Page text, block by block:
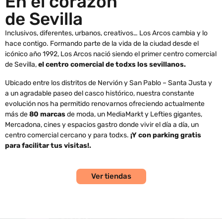
de Sevilla
Inclusivos, diferentes, urbanos, creativos… Los Arcos cambia y lo
hace contigo. Formando parte de la vida de la ciudad desde el
icónico año 1992, Los Arcos nació siendo el primer centro comercial
de Sevilla,el centro comercial de todxs los sevillanos.
Ubicado entre los distritos de Nervión y San Pablo – Santa Justa y
a un agradable paseo del casco histórico, nuestra constante
evolución nos ha permitido renovarnos ofreciendo actualmente
más de80 marcasde moda, un MediaMarkt y Lefties gigantes,
Mercadona, cines y espacios gastro donde vivir el día a día, un
centro comercial cercano y para todxs. ¡Y con parking gratis
para facilitar tus visitas!.
Ver tiendas